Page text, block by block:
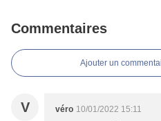
Commentaires
Ajouter un
V véro 10/01/2022 15:11